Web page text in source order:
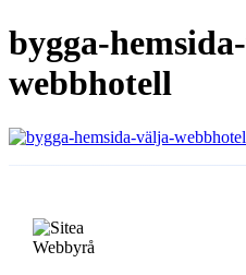
bygga-
webbhotell